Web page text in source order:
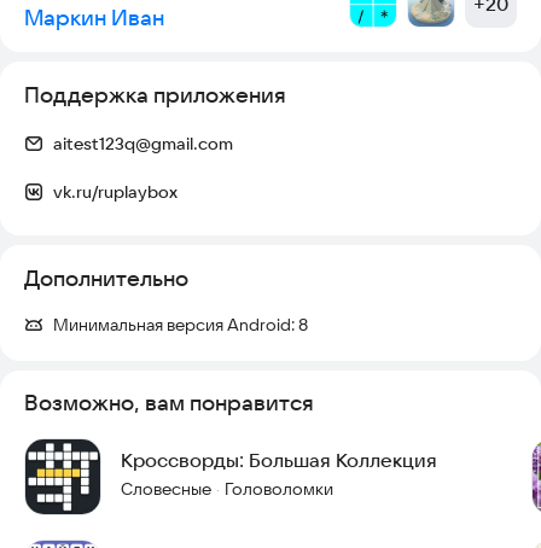
- Улучшает орфографические навыки
aitest123q@gmail.com
Маркин Иван
Поддержка приложения
aitest123q@gmail.com
vk.ru/ruplaybox
Дополнительно
Минимальная версия Android:8
Возможно, вам понравится
Кроссворды: Большая Коллекция
Словесные · Головоломки